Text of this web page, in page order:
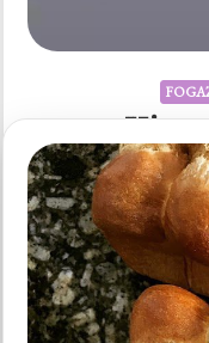
King
Rating: 5 Rated
Roque Rodrigues,
18085-
https://